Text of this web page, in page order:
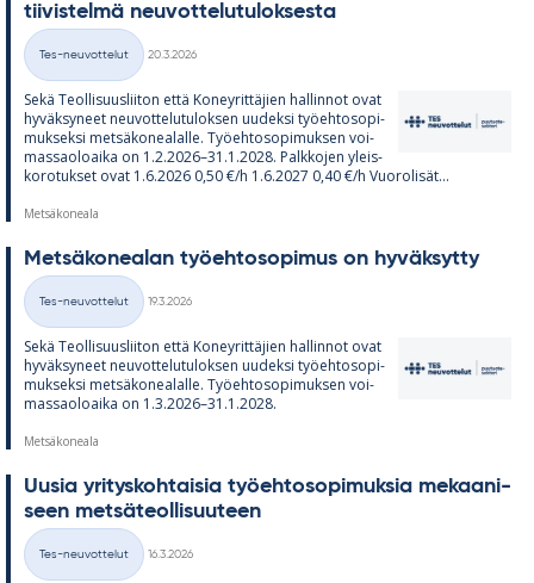
tii­vis­telmä neu­vot­te­lu­tu­lok­sesta
Kategoriat
Tes-neuvottelut
20.3.2026
Sekä Teol­li­suus­lii­ton että Ko­ney­rit­tä­jien hal­lin­not ovat
hy­väk­sy­neet neu­vot­te­lu­tu­lok­sen uu­deksi työ­eh­to­so­pi­
muk­seksi met­sä­ko­nea­lalle. Työ­eh­to­so­pi­muk­sen voi­
mas­sao­loaika on 1.2.2026–31.1.2028. Palk­ko­jen yleis­
ko­ro­tuk­set ovat 1.6.2026 0,50 €/h 1.6.2027 0,40 €/h Vuo­ro­li­sät...
Metsäkoneala
Met­sä­ko­nea­lan työ­eh­to­so­pi­mus on hy­väk­sytty
Kategoriat
Tes-neuvottelut
19.3.2026
Sekä Teol­li­suus­lii­ton että Ko­ney­rit­tä­jien hal­lin­not ovat
hy­väk­sy­neet neu­vot­te­lu­tu­lok­sen uu­deksi työ­eh­to­so­pi­
muk­seksi met­sä­ko­nea­lalle. Työ­eh­to­so­pi­muk­sen voi­
mas­sao­loaika on 1.3.2026–31.1.2028.
Metsäkoneala
Uusia yri­tys­koh­tai­sia työ­eh­to­so­pi­muk­sia me­kaa­ni­
seen met­sä­teol­li­suu­teen
Kategoriat
Tes-neuvottelut
16.3.2026